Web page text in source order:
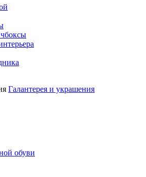
Галантерея и украшения
обуви